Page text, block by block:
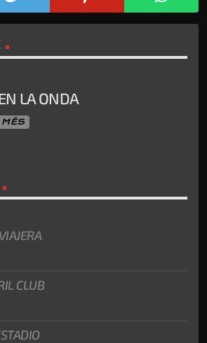
LA ONDA
MÉS
CLUB